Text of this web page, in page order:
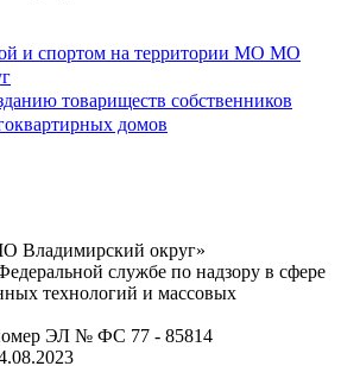
и спортом на территории МО МО
товариществ собственников
домов
Владимирский округ»
службе по надзору в сфере
технологий и массовых
ЭЛ № ФС 77 - 85814